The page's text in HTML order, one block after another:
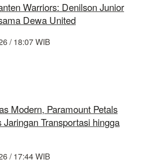
Warriors: Denilson Junior
Dewa United
/ 18:07 WIB
Modern, Paramount Petals
Jaringan Transportasi hingga
/ 17:44 WIB